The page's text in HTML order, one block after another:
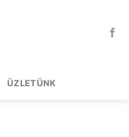
ÜZLETÜNK